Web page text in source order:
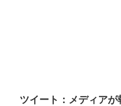
ツイート：メディア